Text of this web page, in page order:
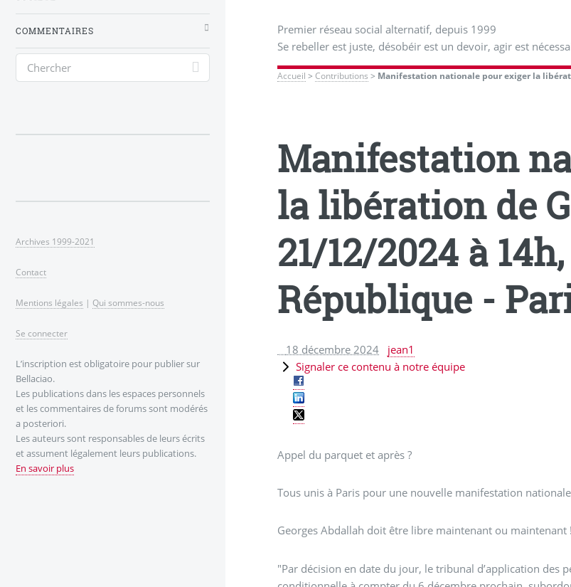
Premier réseau social alternatif, depuis 1999
Se rebeller est juste, désobéir est un devoir, agir est
Accueil >Contributions > Manifestation nationale pour exiger la
Manifestation
la libération de
21/12/2024 à
République -
18 décembre 2024
jean1
Signaler ce contenu à notre équipe
Appel du parquet et après ?
Tous unis à Paris pour une nouvelle manifestation
Georges Abdallah doit être libre maintenant ou maintenant !
"Par décision en date du jour, le tribunal d’application des
COMMENTAIRES
Archives 1999-2021
Contact
Mentions légales | Qui sommes-nous
Se connecter
L’inscription est obligatoire pour publier sur
Bellaciao.
Les publications dans les espaces personnels
et les commentaires de forums sont modérés
a posteriori.
Les auteurs sont responsables de leurs écrits
et assument légalement leurs publications.
En savoir plus